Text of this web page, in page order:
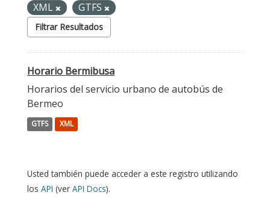
XML
GTFS
Filtrar Resultados
Horario Bermibusa
Horarios del servicio urbano de autobús de
Bermeo
GTFS XML
Usted también puede acceder a este registro utilizando
los API (ver API Docs).